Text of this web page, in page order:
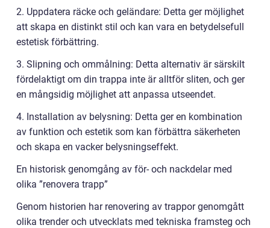
2. Uppdatera räcke och geländare: Detta ger möjlighet
att skapa en distinkt stil och kan vara en betydelsefull
estetisk förbättring.
3. Slipning och ommålning: Detta alternativ är särskilt
fördelaktigt om din trappa inte är alltför sliten, och ger
en mångsidig möjlighet att anpassa utseendet.
4. Installation av belysning: Detta ger en kombination
av funktion och estetik som kan förbättra säkerheten
och skapa en vacker belysningseffekt.
En historisk genomgång av för- och nackdelar med
olika ”renovera trapp”
Genom historien har renovering av trappor genomgått
olika trender och utvecklats med tekniska framsteg och